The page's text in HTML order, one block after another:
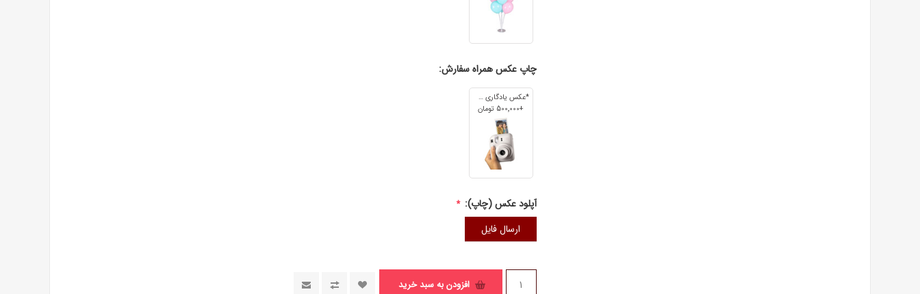
چاپ عکس همراه سفارش:
*عکس یادگاری 7cm*5cm
+500٬000 تومان
آپلود عکس (چاپ): *
ارسال فایل
افزودن به سبد خرید